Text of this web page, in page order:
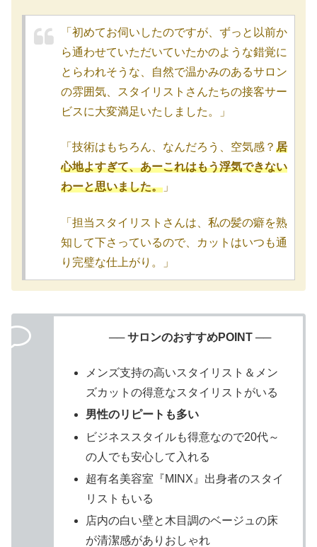
「初めてお伺いしたのですが、ずっと以前か
ら通わせていただいていたかのような錯覚に
とらわれそうな、自然で温かみのあるサロン
の雰囲気、スタイリストさんたちの接客サー
ビスに大変満足いたしました。」
「技術はもちろん、なんだろう、空気感？ 居
心地よすぎて、あーこれはもう浮気できない
わーと思いました。 」
「担当スタイリストさんは、私の髪の癖を熟
知して下さっているので、カットはいつも通
り完璧な仕上がり。」
── サロンのおすすめPOINT ──
メンズ支持の高いスタイリスト＆メン
ズカットの得意なスタイリストがいる
男性のリピートも多い
ビジネススタイルも得意なので20代～
の人でも安心して入れる
超有名美容室『MINX』出身者のスタイ
リストもいる
店内の白い壁と木目調のベージュの床
が清潔感がありおしゃれ